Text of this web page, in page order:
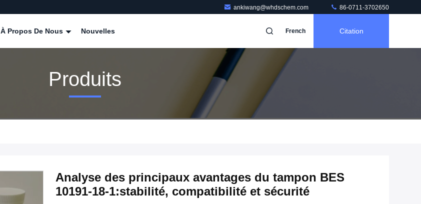
ankiwang@whdschem.com 86-0711-3702650
À Propos De Nous Nouvelles French Citation
Produits
Analyse des principaux avantages du tampon BES
10191-18-1:stabilité, compatibilité et sécurité